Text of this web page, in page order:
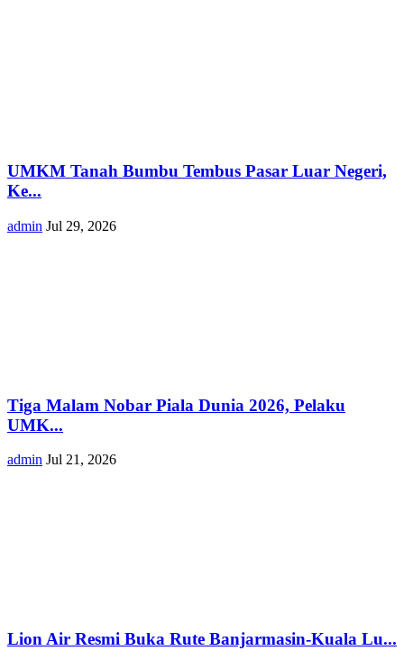
UMKM Tanah Bumbu Tembus Pasar Luar Negeri,
Ke...
admin Jul 29, 2026
Tiga Malam Nobar Piala Dunia 2026, Pelaku
UMK...
admin Jul 21, 2026
Lion Air Resmi Buka Rute Banjarmasin-Kuala Lu...